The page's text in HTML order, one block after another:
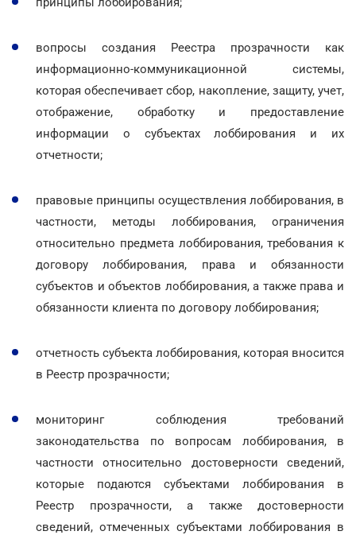
вопросы создания Реестра прозрачности как
информационно-коммуникационной системы,
которая обеспечивает сбор, накопление, защиту, учет,
отображение, обработку и предоставление
информации о субъектах лоббирования и их
отчетности;
правовые принципы осуществления лоббирования, в
частности, методы лоббирования, ограничения
относительно предмета лоббирования, требования к
договору лоббирования, права и обязанности
субъектов и объектов лоббирования, а также права и
обязанности клиента по договору лоббирования;
отчетность субъекта лоббирования, которая вносится
в Реестр прозрачности;
мониторинг соблюдения требований
законодательства по вопросам лоббирования, в
частности относительно достоверности сведений,
которые подаются субъектами лоббирования в
Реестр прозрачности, а также достоверности
сведений, отмеченных субъектами лоббирования в